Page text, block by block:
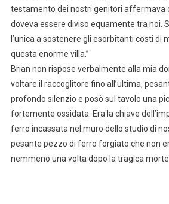
testamento dei nostri genitori affermava
doveva essere diviso equamente tra noi.
l’unica a sostenere gli esorbitanti costi di
questa enorme villa.”
Brian non rispose verbalmente alla mia
voltare il raccoglitore fino all’ultima,
profondo silenzio e posò sul tavolo una
fortemente ossidata. Era la chiave
ferro incassata nel muro dello studio di
pesante pezzo di ferro forgiato che non
nemmeno una volta dopo la tragica